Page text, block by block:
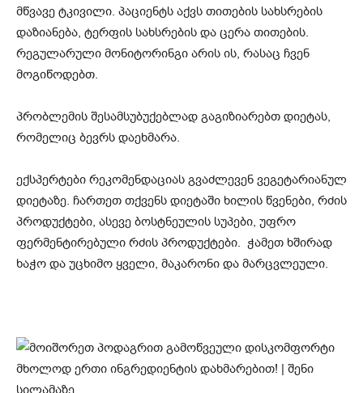
მწვავე ტკივილი. პაციენტს აქვს თითების სახსრების
დაზიანება, ტერფის სახსრების და ცერა თითების.
რეგულარული მონიტორინგი არის ის, რასაც ჩვენ
მოგიწოდებთ.
პრობლემის შესამსუბუქებლად გაგიზიარებთ დიეტას,
რომელიც ბევრს დაეხმარა.
ექსპერტები რეკომენდაციას გვაძლევენ ვეგეტარიანულ
დიეტაზე. ჩართეთ თქვენს დიეტაში ხილის წვენები, რძის
პროდუქტები, ასევე ბოსტნეულის სუპები, უფრო
ფერმენტირებული რძის პროდუქტები. ჭამეთ ხშირად
ხაჭო და უცხიმო ყველი, მაკარონი და მარცვლეული.